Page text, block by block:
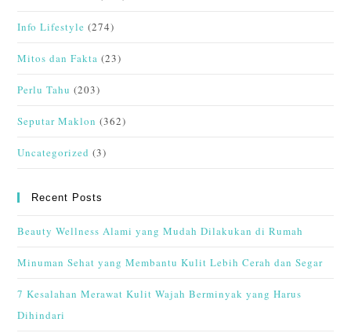
Info Lifestyle (274)
Mitos dan Fakta (23)
Perlu Tahu (203)
Seputar Maklon (362)
Uncategorized (3)
Recent Posts
Beauty Wellness Alami yang Mudah Dilakukan di Rumah
Minuman Sehat yang Membantu Kulit Lebih Cerah dan Segar
7 Kesalahan Merawat Kulit Wajah Berminyak yang Harus
Dihindari